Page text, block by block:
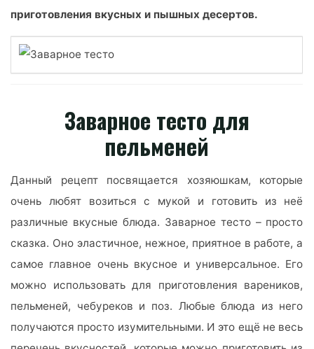
приготовления вкусных и пышных десертов.
Заварное тесто для
пельменей
Данный рецепт посвящается хозяюшкам, которые
очень любят возиться с мукой и готовить из неё
различные вкусные блюда. Заварное тесто – просто
сказка. Оно эластичное, нежное, приятное в работе, а
самое главное очень вкусное и универсальное. Его
можно использовать для приготовления вареников,
пельменей, чебуреков и поз. Любые блюда из него
получаются просто изумительными. И это ещё не весь